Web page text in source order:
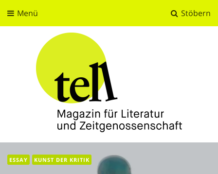
Stöbern
Menü
tell
Magazin für Literatur und Zeitgenossenschaft
ESSAY KUNST DER KRITIK